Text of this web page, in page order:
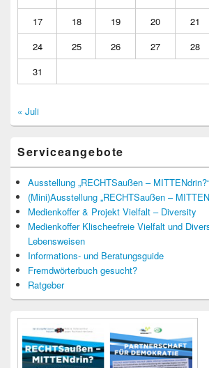
17
18 19 20 21
24
25 26 27 28
31
« Juli
Serviceangebote
Ausstellung „RECHTSaußen – MITTENdrin?“
(Mini)Ausstellung „RECHTSaußen –
Medienkoffer & Projekt Vielfalt – Diversity
Medienkoffer Klischeefreie Vielfalt und
Lebensweisen
Informations- und Beratungsguide
Fremdwörterbuch gesucht?
Ratgeber